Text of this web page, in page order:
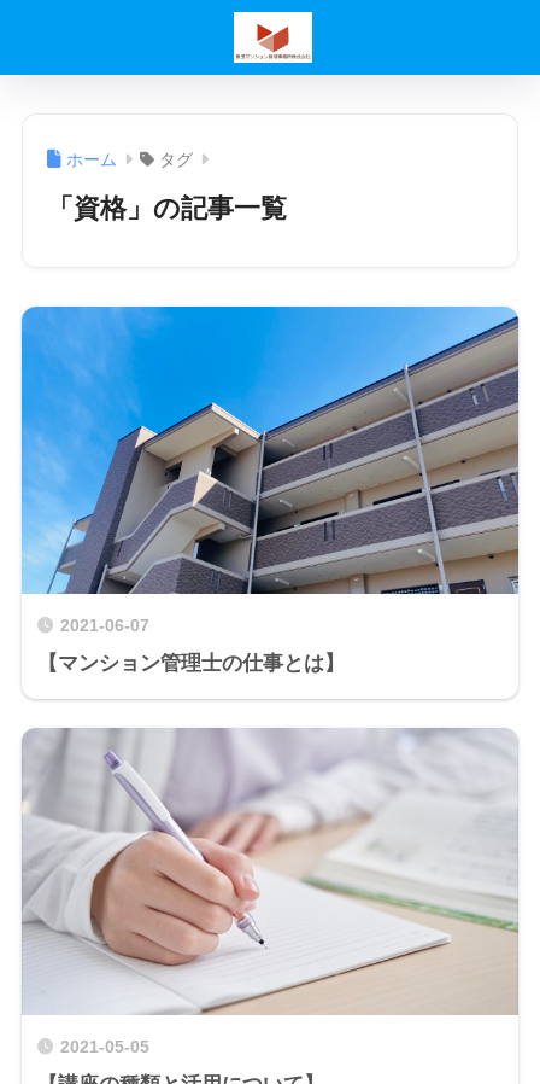
ホーム タグ
「資格」の記事一覧
2021-06-07
【マンション管理士の仕事とは】
2021-05-05